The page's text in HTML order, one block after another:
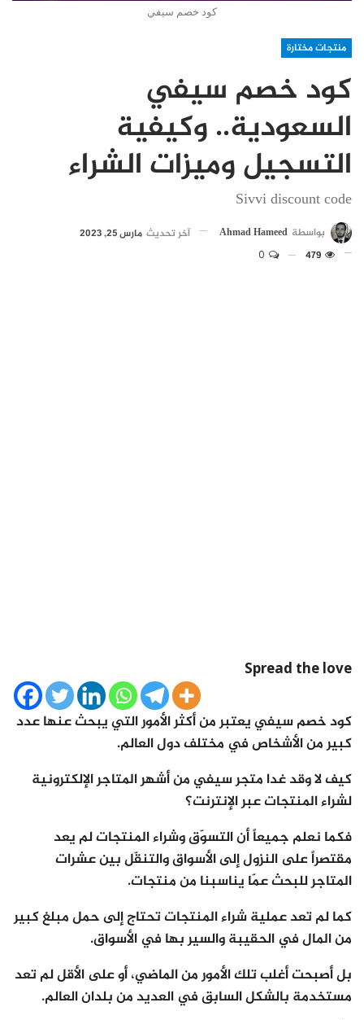
كود خصم سيفي
منتجات مختارة
كود خصم سيفي
السعودية.. وكيفية
التسجيل وميزات الشراء
Sivvi discount code
بواسطة Ahmad Hameed آخر تحديث مارس 25, 2023
Spread the love
كود خصم سيفييعتبر من أكثر الأمور التي يبحث عنها عدد
كبير من الأشخاص في مختلف دول العالم.
كيف لا وقد غدا متجر سيفي من أشهر المتاجر الإلكترونية
لشراء المنتجات عبر الإنترنت؟
فكما نعلم جميعاً أن التسوّق وشراء المنتجات لم يعد
مقتصراً على النزول إلى الأسواق والتنقّل بين عشرات
المتاجر للبحث عمّا يناسبنا من منتجات.
كما لم تعد عملية شراء المنتجات تحتاج إلى حمل مبلغ كبير
من المال في الحقيبة والسير بها في الأسواق.
بل أصبحت أغلب تلك الأمور من الماضي، أو على الأقل لم تعد
مستخدمة بالشكل السابق في العديد من بلدان العالم.